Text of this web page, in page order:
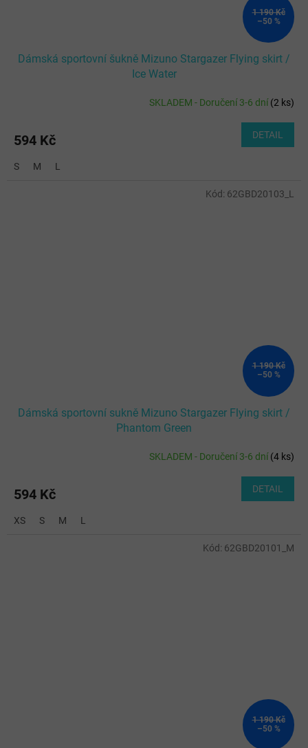
1 190 Kč
–50 %
Dámská sportovní šukně Mizuno Stargazer Flying skirt /
Ice Water
SKLADEM - Doručení 3-6 dní(2 ks)
594 Kč DETAIL
S M L
1 190 Kč
–50 %
Dámská sportovní sukně Mizuno Stargazer Flying skirt /
Phantom Green
SKLADEM - Doručení 3-6 dní(4 ks)
594 Kč DETAIL
XS S M L
Kód: 62GBD20103_L
1 190 Kč
–50 %
Kód: 62GBD20101_M